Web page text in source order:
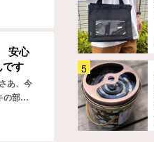
安心
です
あ、今
の部分
に臭い
るある、こ
て